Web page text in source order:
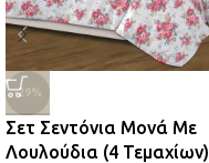
-29%
Σετ Σεντόνια Μονά Με
Λουλούδια (4 Τεμαχίων)